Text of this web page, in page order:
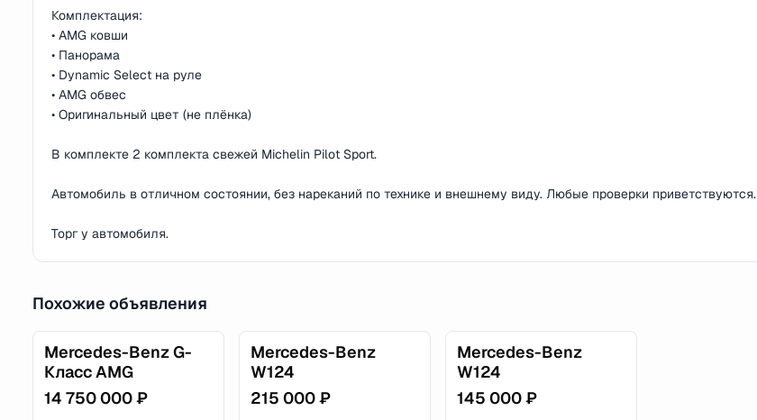
Комплектация:
• AMG ковши
• Панорама
• Dynamic Select на руле
• AMG обвес
• Оригинальный цвет (не плёнка)
В комплекте 2 комплекта свежей Michelin Pilot Sport.
Автомобиль в отличном состоянии, без нареканий по технике и внешнему виду. Любые проверки приветствуются.
Торг у автомобиля.
Похожие объявления
Mercedes-Benz G-
Класс AMG
14 750 000 ₽
Mercedes-Benz
W124
215 000 ₽
Mercedes-Benz
W124
145 000 ₽